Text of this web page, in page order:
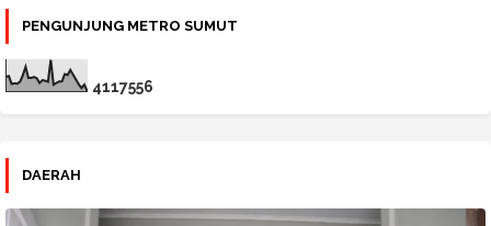
PENGUNJUNG METRO SUMUT
4117556
DAERAH